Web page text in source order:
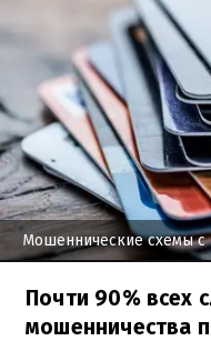
Мошеннические схемы с
Почти 90% всех
мошенничества